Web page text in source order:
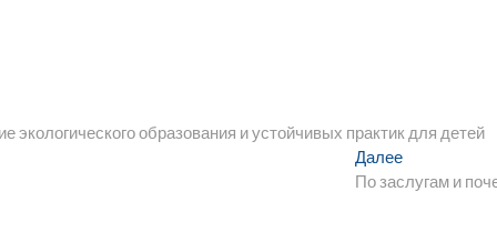
образования и устойчивых практик для детей
ДалееСледующая
запись:
По заслугам и